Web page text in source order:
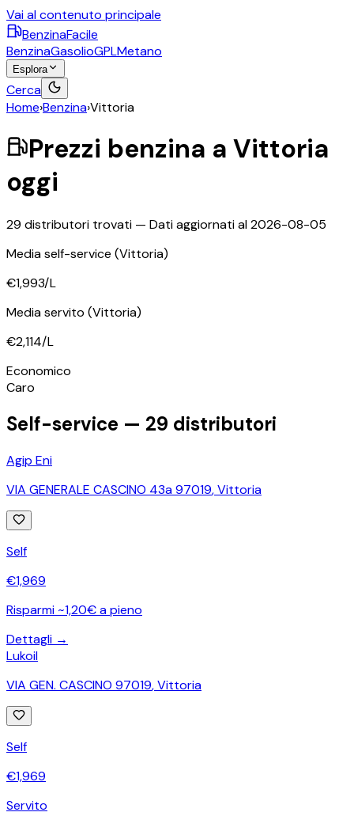
Vai al contenuto principale
BenzinaFacile
BenzinaGasolioGPLMetano
Esplora
Cerca
Home›Benzina›Vittoria
Prezzi benzina a Vittoria
oggi
29 distributori trovati — Dati aggiornati al2026-08-05
Media self-service (Vittoria)
€1,993/L
Media servito (Vittoria)
€2,114/L
Economico
Caro
Self-service — 29 distributori
Agip Eni
VIA GENERALE CASCINO 43a 97019,Vittoria
Self
€1,969
Risparmi ~1,20€ a pieno
Dettagli →
Lukoil
VIA GEN. CASCINO 97019,Vittoria
Self
€1,969
Servito